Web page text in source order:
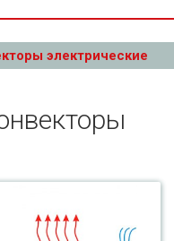
электрические